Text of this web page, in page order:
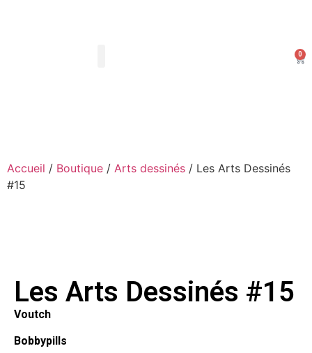
0
Accueil / Boutique / Arts dessinés / Les Arts Dessinés
#15
Les Arts Dessinés #15
Voutch
Bobbypills